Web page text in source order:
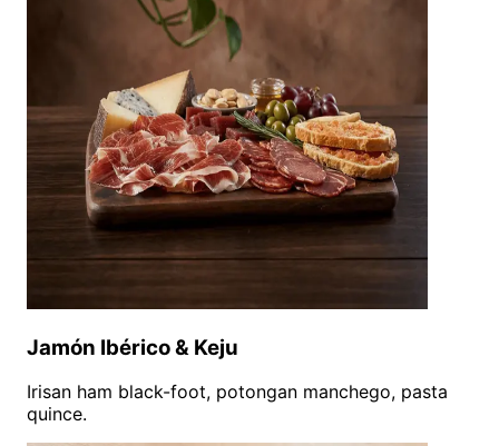
Jamón Ibérico & Keju
Irisan ham black-foot, potongan manchego, pasta
quince.